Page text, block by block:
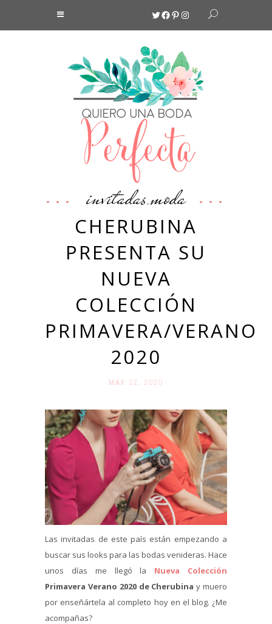
Twitter
Facebook
Pinterest
Instagram
invitadas,moda
CHERUBINA
PRESENTA SU
NUEVA
COLECCIÓN
PRIMAVERA/VERANO
2020
MAR 12. 2020
Las invitadas de este país están empezando a
buscar sus looks para las bodas venideras. Hace
unos días me llegó la Nueva Colección
Primavera Verano 2020 de Cherubina y muero
por enseñártela al completo hoy en el blog. ¿Me
acompañas?